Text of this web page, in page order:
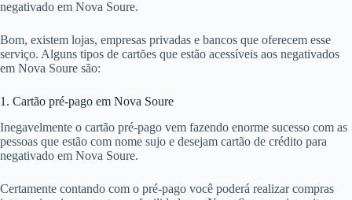
negativado em Nova Soure.
Bom, existem lojas, empresas privadas e bancos que oferecem esse
serviço. Alguns tipos de cartões que estão acessíveis aos negativados
em Nova Soure são:
1. Cartão pré-pago em Nova Soure
Inegavelmente o cartão pré-pago vem fazendo enorme sucesso com as
pessoas que estão com nome sujo e desejam cartão de crédito para
negativado em Nova Soure.
Certamente contando com o pré-pago você poderá realizar compras